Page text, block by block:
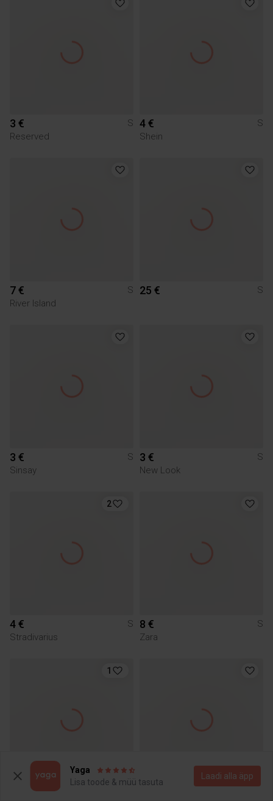
3 €
S
Reserved
4 €
S
Shein
7 €
S
River Island
25 € S
3 €
S
Sinsay
3 €
S
New Look
2
4 €
S
Stradivarius
8 €
S
Zara
1
Yaga
Lisa toode & müü tasuta
Laadi alla äpp